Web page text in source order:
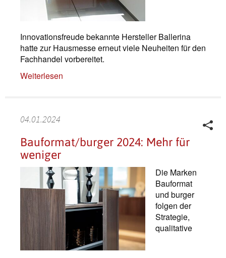
Innovationsfreude bekannte Hersteller Ballerina
hatte zur Hausmesse erneut viele Neuheiten für den
Fachhandel vorbereitet.
Weiterlesen
04.01.2024
Bauformat/burger 2024: Mehr für
weniger
Die Marken
Bauformat
und burger
folgen der
Strategie,
qualitative